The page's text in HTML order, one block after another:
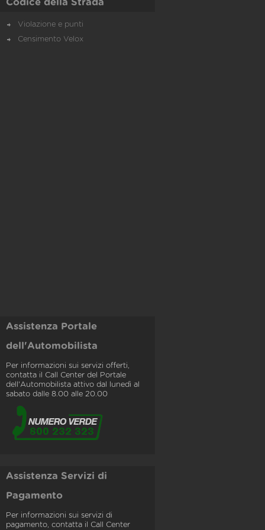
Codice della Strada
Violazione e punti
Censimento Velox
Assistenza Portale
dell'Automobilista
Per informazioni sui servizi offerti,
contatta il Call Center del Portale
dell'Automobilista attivo dal lunedì al
sabato dalle 8.00 alle 20.00
Assistenza Servizi di
Pagamento
Per informazioni sui servizi di
pagamento, contatta il Call Center